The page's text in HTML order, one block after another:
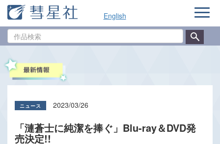
English
品
ナ
ゲ
2023/03/26
「漣蒼士に純潔を捧ぐ」Blu-ray＆DVD発
売決定!!